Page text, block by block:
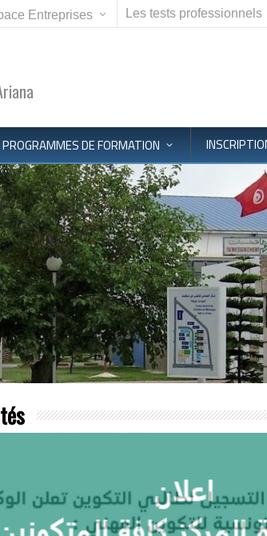
Entreprises Les tests professionnels
PROGRAMMES DE FORMATION